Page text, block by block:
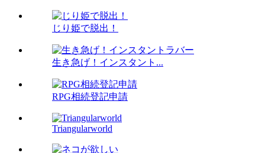
じり姫で脱出！
生き急げ！インスタント...
RPG相続登記申請
Triangularworld